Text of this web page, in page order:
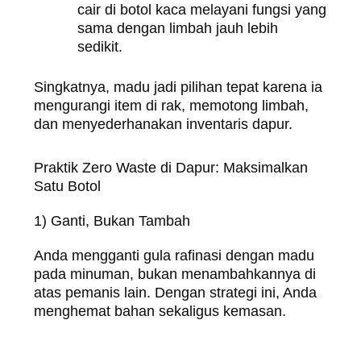
cair di botol kaca melayani fungsi yang
sama dengan limbah jauh lebih
sedikit.
Singkatnya, madu jadi pilihan tepat karena ia
mengurangi item di rak, memotong limbah,
dan menyederhanakan inventaris dapur.
Praktik Zero Waste di Dapur: Maksimalkan
Satu Botol
1) Ganti, Bukan Tambah
Anda mengganti gula rafinasi dengan madu
pada minuman, bukan menambahkannya di
atas pemanis lain. Dengan strategi ini, Anda
menghemat bahan sekaligus kemasan.